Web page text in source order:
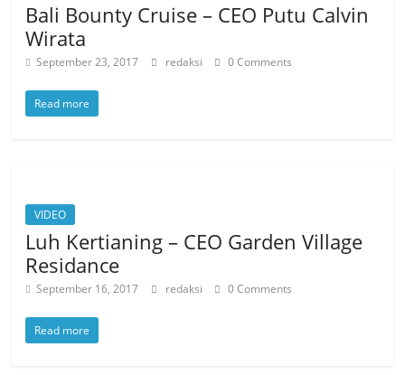
Bali Bounty Cruise – CEO Putu Calvin
Wirata
September 23, 2017 redaksi 0 Comments
Read more
VIDEO
Luh Kertianing – CEO Garden Village
Residance
September 16, 2017 redaksi 0 Comments
Read more